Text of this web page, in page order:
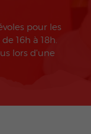
pour les
16h à 18h.
lors d'une